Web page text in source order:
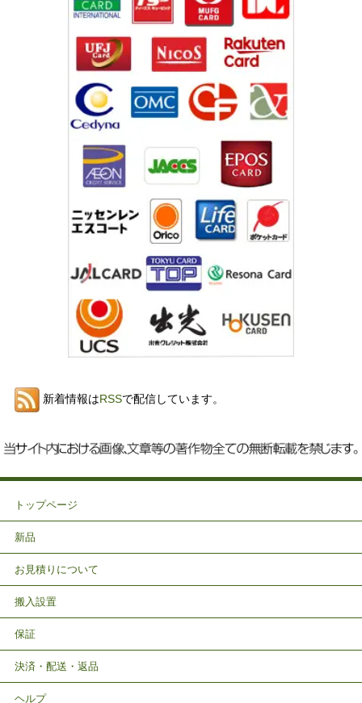
新着情報はRSSで配信しています。
トップページ
新品
お見積りについて
搬入設置
保証
決済・配送・返品
ヘルプ